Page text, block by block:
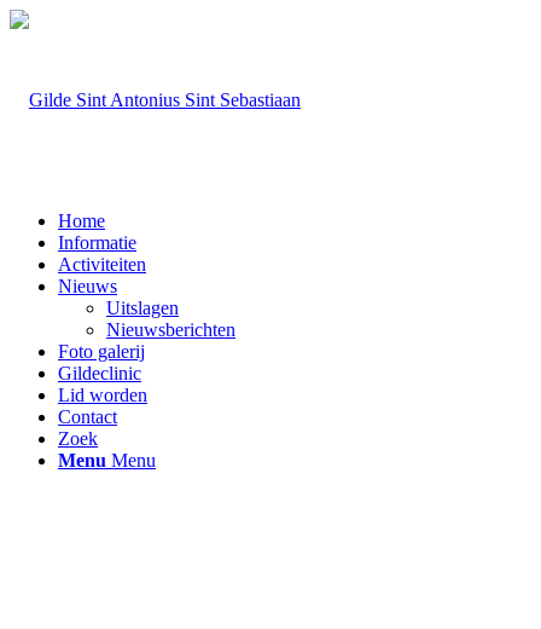
Home
Informatie
Activiteiten
Nieuws
Uitslagen
Nieuwsberichten
Foto galerij
Gildeclinic
Lid worden
Contact
Zoek
Menu Menu